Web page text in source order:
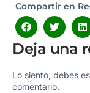
Compartir en
Deja una
Lo siento, debes
comentario.